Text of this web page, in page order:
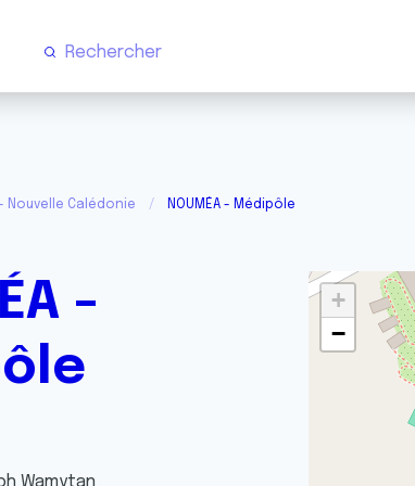
Nouvelle Calédonie NOUMÉA - Médipôle
-
Wamytan
+
−